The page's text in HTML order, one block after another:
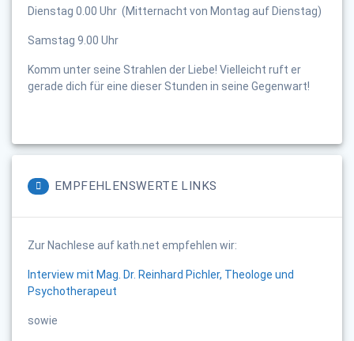
Dienstag 0.00 Uhr (Mitternacht von Montag auf Dienstag)
Samstag 9.00 Uhr
Komm unter seine Strahlen der Liebe! Vielleicht ruft er
gerade dich für eine dieser Stunden in seine Gegenwart!
EMPFEHLENSWERTE LINKS
Zur Nachlese auf kath.net empfehlen wir:
Interview mit Mag. Dr. Reinhard Pichler, Theologe und
Psychotherapeut
sowie